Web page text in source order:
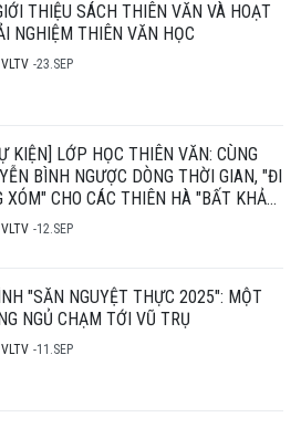
THIỆU SÁCH THIÊN VĂN VÀ HOẠT
NGHIỆM THIÊN VĂN HỌC
23.SEP
KIỆN] LỚP HỌC THIÊN VĂN: CÙNG
BÌNH NGƯỢC DÒNG THỜI GIAN, "ĐI
XÓM" CHO CÁC THIÊN HÀ "BẤT KHẢ
12.SEP
"SĂN NGUYỆT THỰC 2025": MỘT
NGỦ CHẠM TỚI VŨ TRỤ
11.SEP